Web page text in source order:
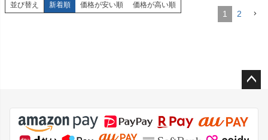
並び替え 新着順 価格が安い順 価格が高い順
1 2
ジト
ップ
へ